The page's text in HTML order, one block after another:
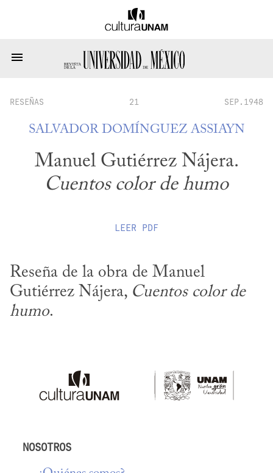
RESEÑAS 21 SEP.1948
SALVADOR DOMÍNGUEZ ASSIAYN
Manuel Gutiérrez Nájera.
Cuentos color de humo
LEER PDF
Reseña de la obra de Manuel
Gutiérrez Nájera, Cuentos color de
humo.
NOSOTROS